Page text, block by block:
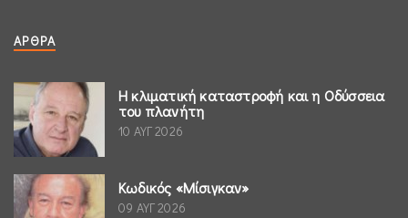
ΆΡΘΡΑ
Η κλιματική καταστροφή και η Οδύσσεια
του πλανήτη
10 ΑΥΓ 2026
Κωδικός «Μίσιγκαν»
09 ΑΥΓ 2026